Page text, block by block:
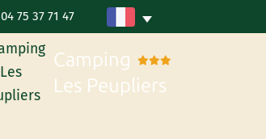
04 75 37 71 47
Camping
Les Peupliers